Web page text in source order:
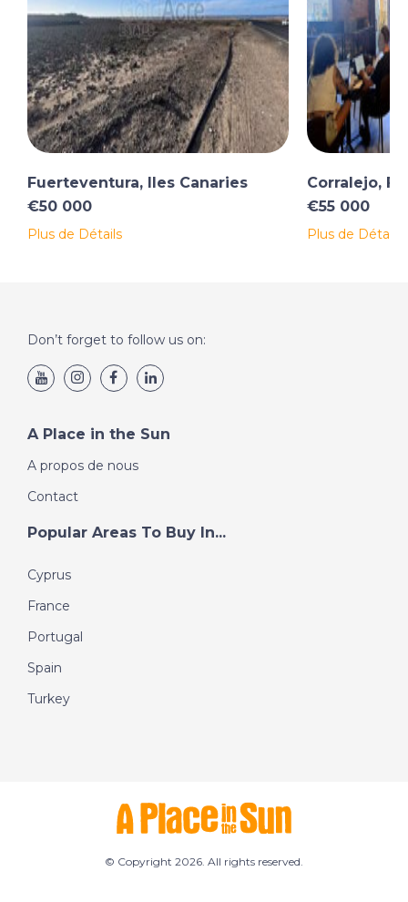
Fuerteventura, Iles Canaries
€50 000
Plus de Détails
Corralejo,
€55 000
Plus de Détails
Don’t forget to follow us on:
A Place in the Sun
A propos de nous
Contact
Popular Areas To Buy In...
Cyprus
France
Portugal
Spain
Turkey
© Copyright 2026. All rights reserved.